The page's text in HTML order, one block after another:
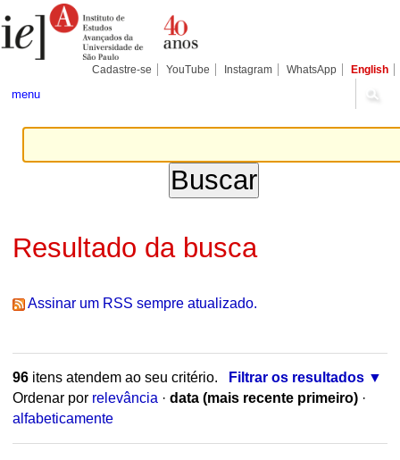
para
conteúdo.
Pessoais
Cadastre-se YouTube Instagram WhatsApp English
menu
Resultado da busca
Assinar um RSS sempre atualizado.
96itens atendem ao seu critério.
Filtrar os resultados
Ordenar por relevância · data (mais recente primeiro) ·
alfabeticamente